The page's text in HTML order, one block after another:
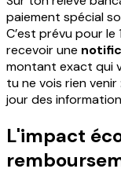
paiement spécial
C’est prévu pour le
recevoir une
montant exact qui
tu ne vois rien
jour des
L'impact